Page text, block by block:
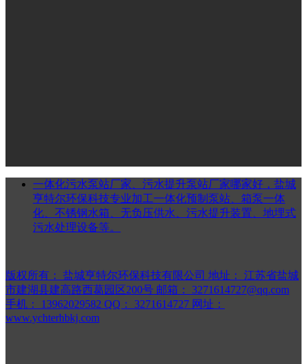
一体化污水泵站厂家、污水提升泵站厂家哪家好，盐城
亨特尔环保科技专业加工一体化预制泵站、箱泵一体
化、不锈钢水箱、无负压供水、污水提升装置、地埋式
污水处理设备等。
版权所有： 盐城亨特尔环保科技有限公司 地址：
江苏省盐城
市建湖县建高路西葛园区200号 邮箱：
3271614727@qq.com
手机：
13962029582 QQ： 3271614727 网址：
www.ychterhbkj.com